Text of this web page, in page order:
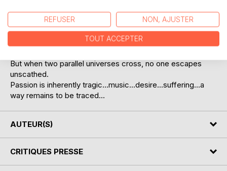
neighborhoods of Lisbon, is a producer of Kizomba, a
music woven by the influences of the former Portuguese
colonies.
Ana, young and white, a student and singer of Fado lives in
But when two parallel universes cross, no one escapes
unscathed.
Passion is inherently tragic...music...desire...suffering...a
way remains to be traced...
AUTEUR(S)
CRITIQUES PRESSE
REFUSER NON, AJUSTER
TOUT ACCEPTER